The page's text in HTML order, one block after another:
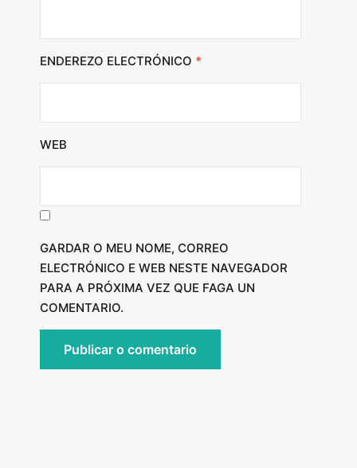
ENDEREZO ELECTRÓNICO *
WEB
GARDAR O MEU NOME, CORREO
ELECTRÓNICO E WEB NESTE NAVEGADOR
PARA A PRÓXIMA VEZ QUE FAGA UN
COMENTARIO.